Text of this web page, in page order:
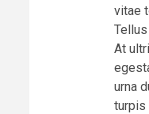
vitae
At
urna
turpis